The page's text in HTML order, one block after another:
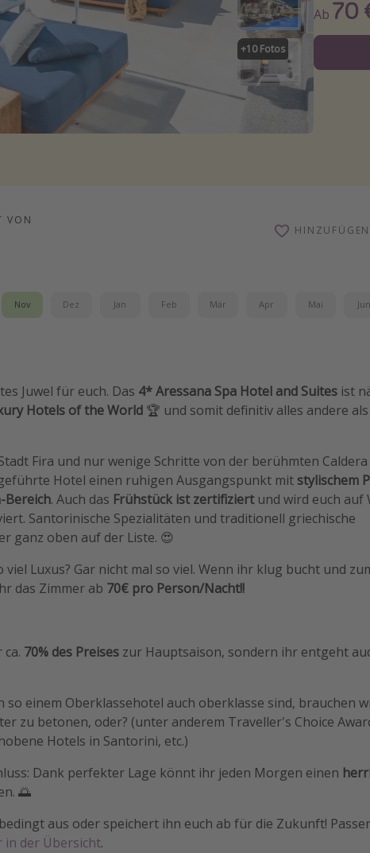
+10 Fotos
Ab 70
VON
HINZUFÜGEN
Nov Dez Jan Feb Mär Apr Mai Jun
Juwel für euch. Das 4* Aressana Spa Hotel and Suites ist
Hotels of the World 🏆 und somit definitiv alles andere
Fira und nur wenige Schritte von der berühmten
Hotel einen ruhigen Ausgangspunkt mit stylischem
Bereich. Auch das Frühstück ist zertifiziertund wird euch auf
Santorinische Spezialitäten und traditionell griechische
ganz oben auf der Liste. 😍
Luxus? Gar nicht mal so viel. Wenn ihr klug bucht und
das Zimmer ab 70€ pro Person/Nacht!!
70% des Preises zur Hauptsaison, sondern ihr entgeht
so einem Oberklassehotel auch oberklasse sind, brauchen
zu betonen, oder? (unter anderem Traveller's Choice
Hotels in Santorini, etc.)
Dank perfekter Lage könnt ihr jeden Morgen einen
🌅
aus oder speichert ihn euch ab für die Zukunft!
in der Übersicht.